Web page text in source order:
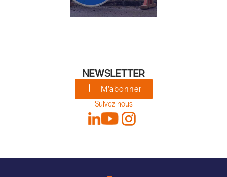
NEWSLETTER
M'abonner
Suivez-nous